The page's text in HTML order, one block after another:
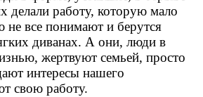
делали работу, которую мало
не все понимают и берутся
диванах. А они, люди в
жертвуют семьей, просто
интересы нашего
свою работу.